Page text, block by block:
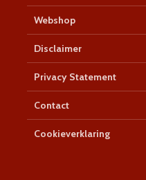
Webshop
Disclaimer
Privacy Statement
Contact
Cookieverklaring